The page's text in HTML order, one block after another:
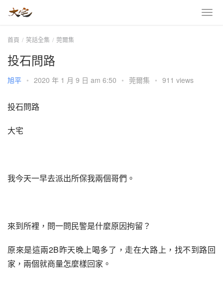
首頁 笑話全集 莞爾集
投石問路
旭平 • 2020 年 1 月 9 日 am 6:50 • 莞爾集 • 911 views
投石問路
大宅
我今天一早去派出所保我兩個哥們。
來到所裡，問一問民警是什麼原因拘留？
原來是這兩2B昨天晚上喝多了，走在大路上，找不到路回
家，兩個就商量怎麼樣回家。